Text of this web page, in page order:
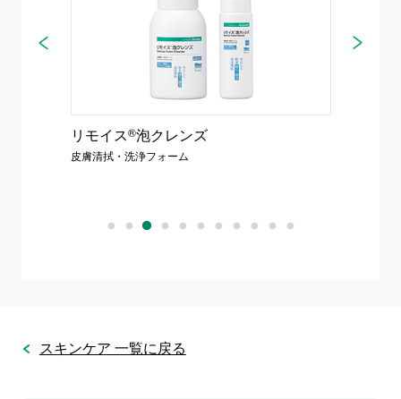
リモイス®泡クレンズ
皮膚清拭・洗浄フォーム
スキンケア 一覧に戻る